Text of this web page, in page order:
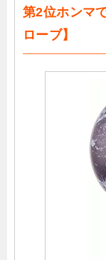
第2位ホンマ
ローブ】